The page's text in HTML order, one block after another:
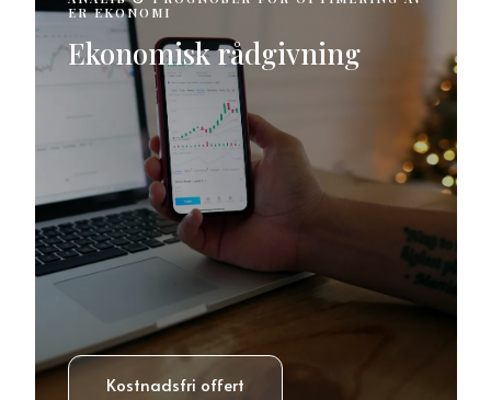
ER EKONOMI
Ekonomisk rådgivning
Kostnadsfri offert